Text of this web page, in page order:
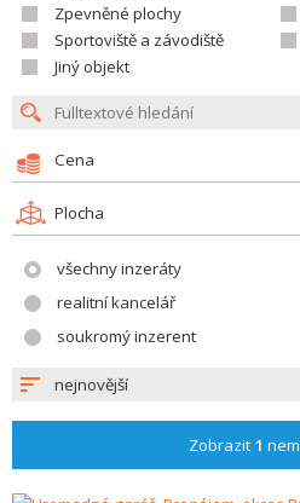
Zpevněné plochy
Sportoviště a závodiště
Jiný objekt
Cena
Plocha
všechny inzeráty
realitní kancelář
soukromý inzerent
nejnovější
Zobrazit 1